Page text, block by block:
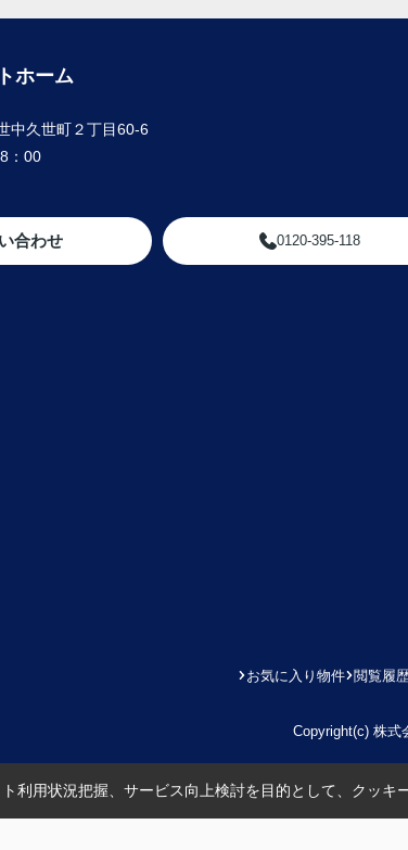
って、疑問や質問にも丁寧に説明し
各所に度々足を運んで下さり、連絡
常に迅速に対応して下さいました。
希望に、寄り添って尽力して下さる
させていただいています。
家探しをされると聞いたら、身内や
にも、
ームの矢野さんを紹介させていただ
ホーム
中久世町２丁目60-6
：00
合わせ 0120-395-118
お気に入り物件 閲覧履
Copyright(c) 株式
利用状況把握、サービス向上検討を目的として、クッキ